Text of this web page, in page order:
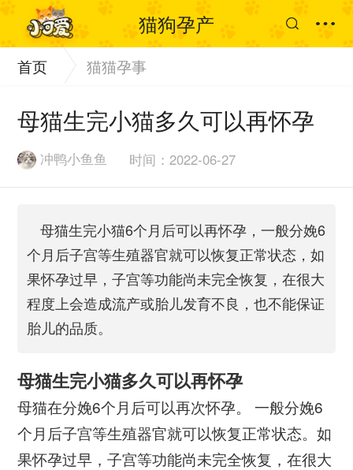
猫狗孕产
首页 猫猫孕事
母猫生完小猫多久可以再怀孕
冲鸭小鱼鱼 时间：2022-06-27
母猫生完小猫6个月后可以再怀孕，一般分娩6
个月后子宫等生殖器官就可以恢复正常状态，如
果怀孕过早，子宫等功能尚未完全恢复，在很大
程度上会造成流产或胎儿发育不良，也不能保证
胎儿的品质。
母猫生完小猫多久可以再怀孕
母猫在分娩6个月后可以再次怀孕。 一般分娩6
个月后子宫等生殖器官就可以恢复正常状态。如
果怀孕过早，子宫等功能尚未完全恢复，在很大